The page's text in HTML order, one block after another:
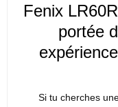
Fenix
portée
Si tu cherches